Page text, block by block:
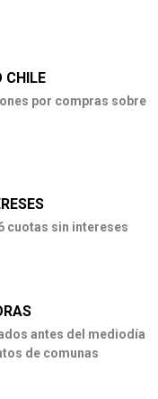
CHILE
por compras sobre
cuotas sin intereses
antes del mediodía
de comunas